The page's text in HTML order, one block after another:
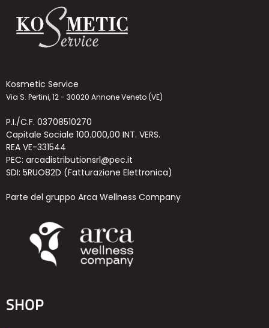
Kosmetic Service
Via S. Pertini, 12 - 30020 Annone Veneto (VE)
P.I./C.F. 03708510270
Capitale Sociale 100.000,00 INT. VERS.
REA VE-331544
PEC: arcadistributionsrl@pec.it
SDI: 5RUO82D (Fatturazione Elettronica)
Parte del gruppo Arca Wellness Company
SHOP